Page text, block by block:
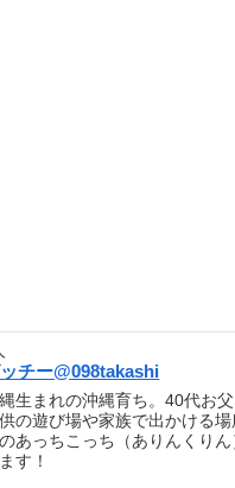
チー@098takashi
生まれの沖縄育ち。40代お
の遊び場や家族で出かける
あっちこっち（ありんくり
す！